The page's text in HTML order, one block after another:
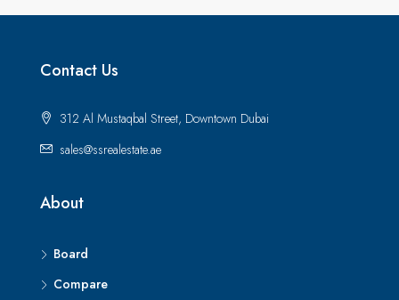
Contact Us
312 Al Mustaqbal Street, Downtown Dubai
sales@ssrealestate.ae
About
Board
Compare